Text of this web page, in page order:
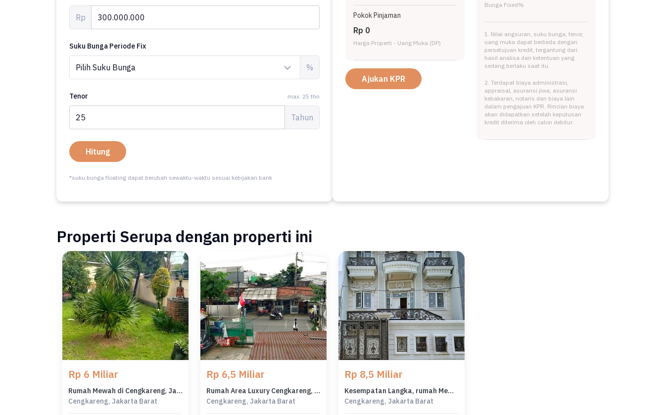
Rp
Suku Bunga Periode Fix
%
Tenor max. 25 thn
Tahun
Hitung
*suku bunga floating dapat berubah sewaktu-waktu sesuai kebijakan bank
Pokok Pinjaman
Rp 0
Harga Properti - Uang Muka (DP)
Ajukan KPR
Bunga Fixed%
1. Nilai angsuran, suku bunga, tenor,
uang muka dapat berbeda dengan
persetujuan kredit, tergantung dari
hasil analisa dan ketentuan yang
sedang berlaku saat itu.
2. Terdapat biaya administrasi,
appraisal, asuransi jiwa, asuransi
kebakaran, notaris dan biaya lain
dalam pengajuan KPR. Rincian biaya
akan didapatkan setelah keputusan
kredit diterima oleh calon debitur.
Properti Serupa dengan properti ini
Rp 6 Miliar
Rumah Mewah di Cengkareng, Jakarta Barat, 5 Kamar Tidur, LT 550m²
Cengkareng, Jakarta Barat
Rp 6,5 Miliar
Rumah Area Luxury Cengkareng, Jakarta Barat - Harga Terbaik 6,5 Miliar
Cengkareng, Jakarta Barat
Rp 8,5 Miliar
Kesempatan Langka, rumah Mewah di Cengkareng, Jakarta Barat, LB 440m²
Cengkareng, Jakarta Barat